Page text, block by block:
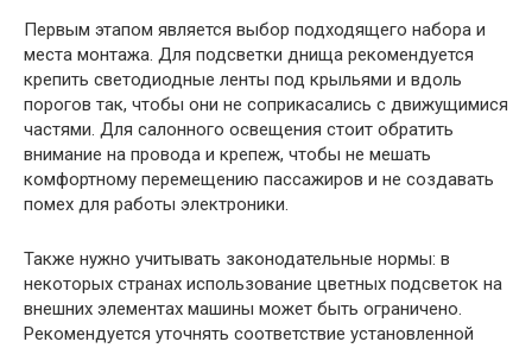
Первым этапом является выбор подходящего набора и
места монтажа. Для подсветки днища рекомендуется
крепить светодиодные ленты под крыльями и вдоль
порогов так, чтобы они не соприкасались с движущимися
частями. Для салонного освещения стоит обратить
внимание на провода и крепеж, чтобы не мешать
комфортному перемещению пассажиров и не создавать
помех для работы электроники.
Также нужно учитывать законодательные нормы: в
некоторых странах использование цветных подсветок на
внешних элементах машины может быть ограничено.
Рекомендуется уточнять соответствие установленной